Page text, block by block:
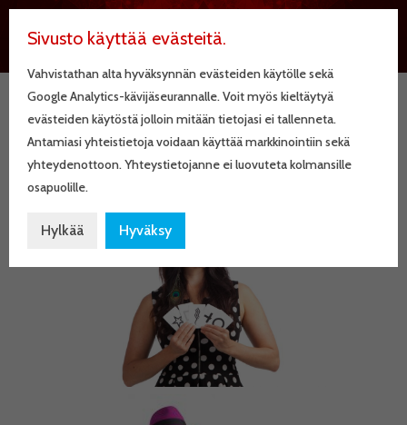
JenniSofia
Sivusto käyttää evästeitä.
Vahvistathan alta hyväksynnän evästeiden käytölle sekä
Google Analytics-kävijäseurannalle. Voit myös kieltäytyä
evästeiden käytöstä jolloin mitään tietojasi ei tallenneta.
Antamiasi yhteistietoja voidaan käyttää markkinointiin sekä
yhteydenottoon. Yhteystietojanne ei luovuteta kolmansille
osapuolille.
Hylkää Hyväksy